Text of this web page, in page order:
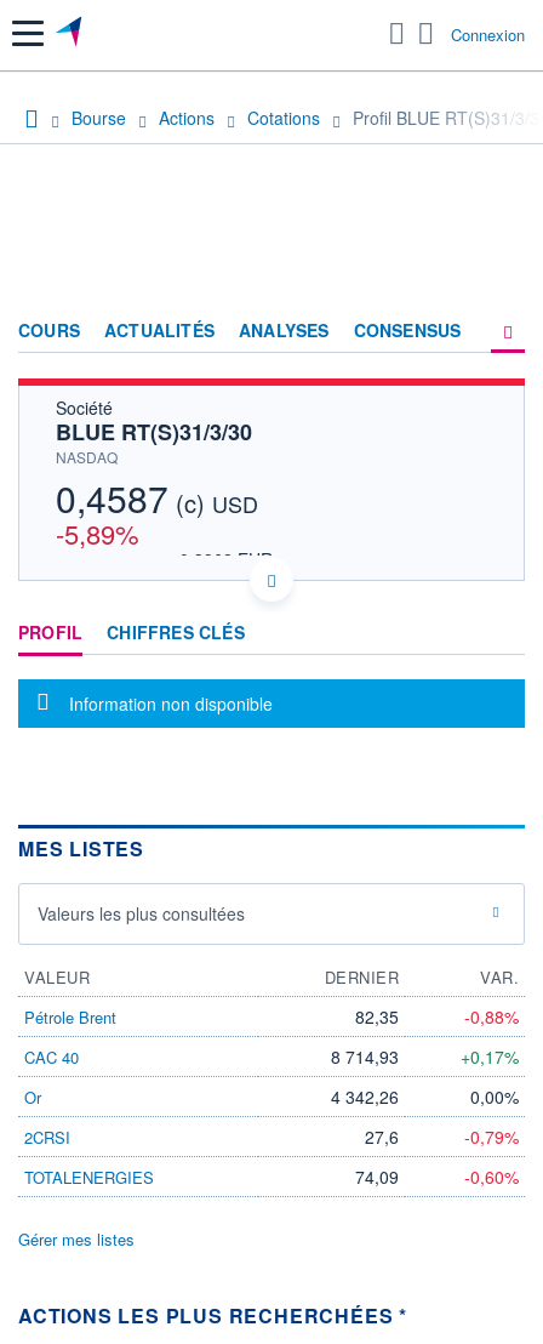
Menu Connexion
Bourse Actions Cotations Profil BLUE RT(S)31/3/
COURS ACTUALITÉS ANALYSES CONSENSUS
Société
BLUE RT(S)31/3/30
NASDAQ
0,4587 (c) USD
-5,89%
0,3968 EUR
DONNÉES TEMPS DIFFÉRÉ
Politique d'exécution
0,4587
+ HAUT
0,5000
+ BAS
0,4587
0
VALORISATION
LIMITE À LA
HAUSSE
ESTIMÉ 2026
- -
DERNIER
ÉLIGIBILITÉ
Non éligible
PROFIL CHIFFRES CLÉS
Message d'information
Information non disponible
MES LISTES
Valeurs les plus consultées
VALEUR DERNIER
VAR.
Pétrole Brent
82,35 -0,88%
CAC 40 8 714,93 +0,17%
Or 4 342,26 0,00%
2CRSI 27,6 -0,79%
TOTALENERGIES 74,09 -0,60%
Gérer mes listes
ACTIONS LES PLUS RECHERCHÉES *